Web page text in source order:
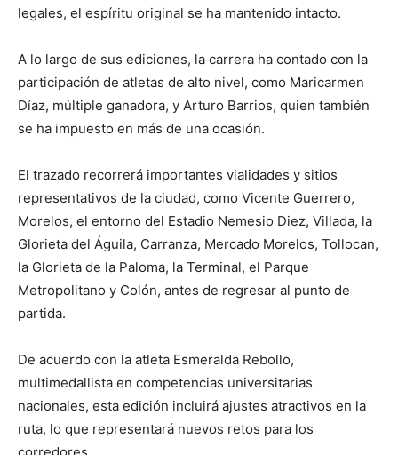
legales, el espíritu original se ha mantenido intacto.
A lo largo de sus ediciones, la carrera ha contado con la
participación de atletas de alto nivel, como Maricarmen
Díaz, múltiple ganadora, y Arturo Barrios, quien también
se ha impuesto en más de una ocasión.
El trazado recorrerá importantes vialidades y sitios
representativos de la ciudad, como Vicente Guerrero,
Morelos, el entorno del Estadio Nemesio Diez, Villada, la
Glorieta del Águila, Carranza, Mercado Morelos, Tollocan,
la Glorieta de la Paloma, la Terminal, el Parque
Metropolitano y Colón, antes de regresar al punto de
partida.
De acuerdo con la atleta Esmeralda Rebollo,
multimedallista en competencias universitarias
nacionales, esta edición incluirá ajustes atractivos en la
ruta, lo que representará nuevos retos para los